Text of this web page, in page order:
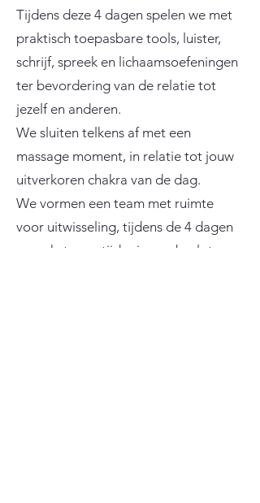
Tijdens deze 4 dagen spelen we met
praktisch toepasbare tools, luister,
schrijf, spreek en lichaamsoefeningen
ter bevordering van de relatie tot
jezelf en anderen.
We sluiten telkens af met een
massage moment, in relatie tot jouw
uitverkoren chakra van de dag.
We vormen een team met ruimte
voor uitwisseling, tijdens de 4 dagen
en ook tussentijds via een besloten